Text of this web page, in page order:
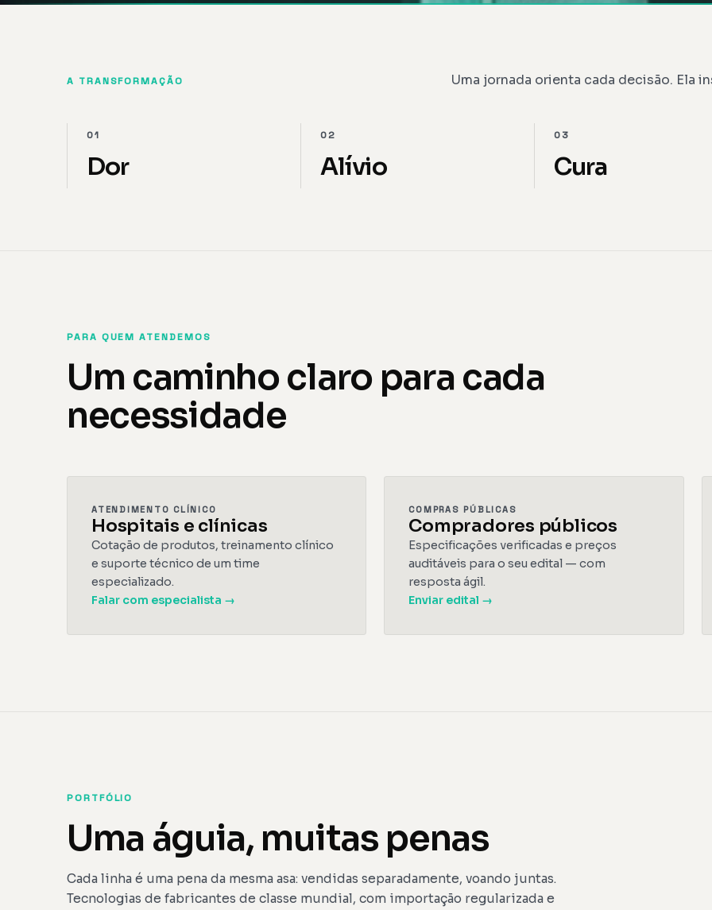
A TRANSFORMAÇÃO Uma jornada orienta cada decisão. Ela
01
Dor
02
Alívio
03
Cura
PARA QUEM ATENDEMOS
Um caminho claro para cada
necessidade
ATENDIMENTO CLÍNICO
Hospitais e clínicas
Cotação de produtos, treinamento clínico
e suporte técnico de um time
especializado.
Falar com especialista →
COMPRAS PÚBLICAS
Compradores públicos
Especificações verificadas e preços
auditáveis para o seu edital — com
resposta ágil.
Enviar edital →
PORTFÓLIO
Uma águia, muitas penas
Cada linha é uma pena da mesma asa: vendidas separadamente, voando juntas.
Tecnologias de fabricantes de classe mundial, com importação regularizada e